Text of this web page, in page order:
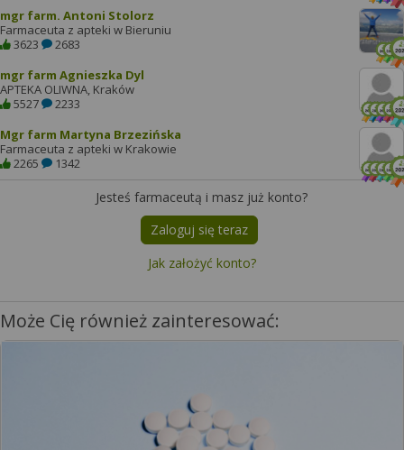
mgr farm. Antoni Stolorz
Farmaceuta z apteki w Bieruniu
3623
2683
mgr farm Agnieszka Dyl
APTEKA OLIWNA, Kraków
5527
2233
Mgr farm Martyna Brzezińska
Farmaceuta z apteki w Krakowie
2265
1342
Jesteś farmaceutą i masz już konto?
Zaloguj się teraz
Jak założyć konto?
Może Cię również zainteresować: